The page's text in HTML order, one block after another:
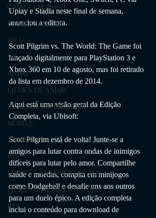
GAMES EM BREVE
FILMES FAMÍLIA
Wii U
VR
ANIME
FILMES DE ANIME
FILME DE ESPIONAGEM
MOBILE
ANDROID
IOS
FILMES LANÇAMENTOS 2020
FILMES LANÇAMENTOS 2021
RTS
Uplay e Stadia neste final de semana,
anunciou a editora.
Scott Pilgrim vs. The World: The Game foi
lançado digitalmente para PlayStation 3 e
Xbox 360 em 10 de agosto, mas foi retirado
da lista em dezembro de 2014.
Aqui está uma visão geral da Edição
Completa, via Ubisoft:
Scott Pilgrim está de volta! Junte-se a
amigos para lutar contra ondas de inimigos
difíceis para lutar pelo amor. Compartilhe
saúde e moedas, compita em minijogos
como Dodgeball e desafie uns aos outros
para um duelo épico. A edição completa
inclui o conteúdo para download de